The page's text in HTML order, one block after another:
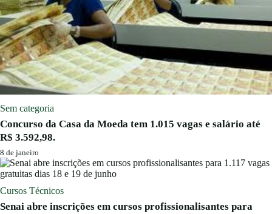
Sem categoria
Concurso da Casa da Moeda tem 1.015 vagas e salário até
R$ 3.592,98.
8 de janeiro
Cursos Técnicos
Senai abre inscrições em cursos profissionalisantes para